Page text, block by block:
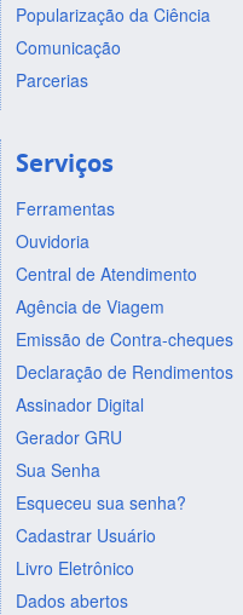
Popularização da Ciência
Comunicação
Parcerias
Serviços
Ferramentas
Ouvidoria
Central de Atendimento
Agência de Viagem
Emissão de Contra-cheques
Declaração de Rendimentos
Assinador Digital
Gerador GRU
Sua Senha
Esqueceu sua senha?
Cadastrar Usuário
Livro Eletrônico
Dados abertos